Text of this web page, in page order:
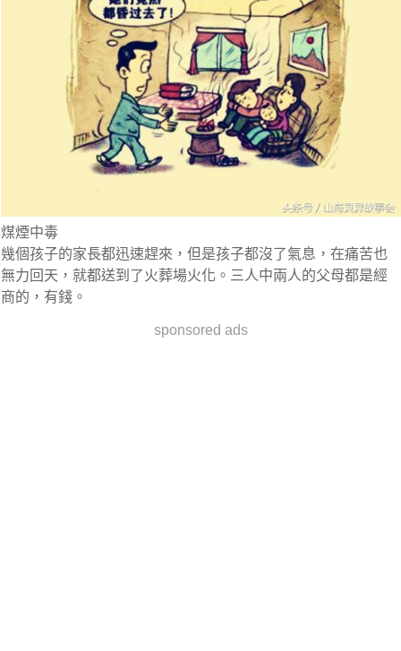
煤煙中毒
幾個孩子的家長都迅速趕來，但是孩子都沒了氣息，在痛苦也
無力回天，就都送到了火葬場火化。三人中兩人的父母都是經
商的，有錢。
sponsored ads